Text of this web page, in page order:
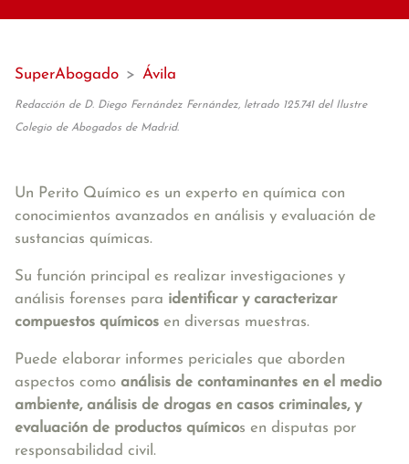
SuperAbogado > Ávila
Redacción de D. Diego Fernández Fernández, letrado 125.741 del Ilustre
Colegio de Abogados de Madrid.
Un Perito Químico es un experto en química con
conocimientos avanzados en análisis y evaluación de
sustancias químicas.
Su función principal es realizar investigaciones y
análisis forenses para identificar y caracterizar
compuestos químicos en diversas muestras.
Puede elaborar informes periciales que aborden
aspectos como análisis de contaminantes en el medio
ambiente, análisis de drogas en casos criminales, y
evaluación de productos químicos en disputas por
responsabilidad civil.